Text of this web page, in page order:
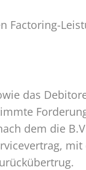
Factoring-
das
dem die